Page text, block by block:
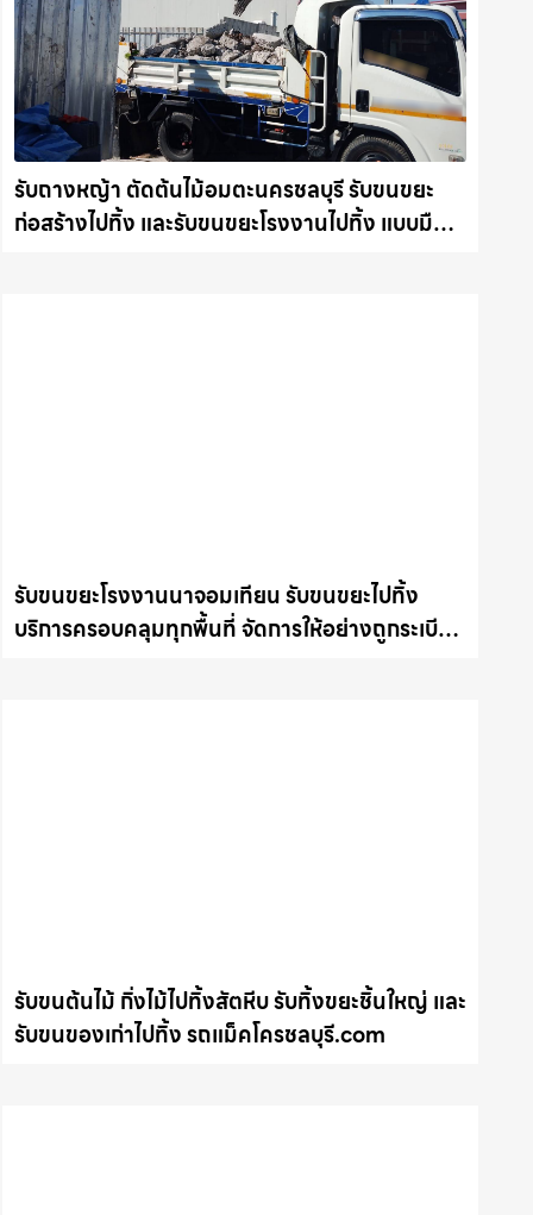
รับถางหญ้า ตัดต้นไม้อมตะนครชลบุรี รับขนขยะ
ก่อสร้างไปทิ้ง และรับขนขยะโรงงานไปทิ้ง แบบมือ
รับขนขยะโรงงานนาจอมเทียน รับขนขยะไปทิ้ง
บริการครอบคลุมทุกพื้นที่ จัดการให้อย่างถูกระเบียบ
รับขนต้นไม้ กิ่งไม้ไปทิ้งสัตหีบ รับทิ้งขยะชิ้นใหญ่ และ
รับขนของเก่าไปทิ้ง รถแม็คโครชลบุรี.com